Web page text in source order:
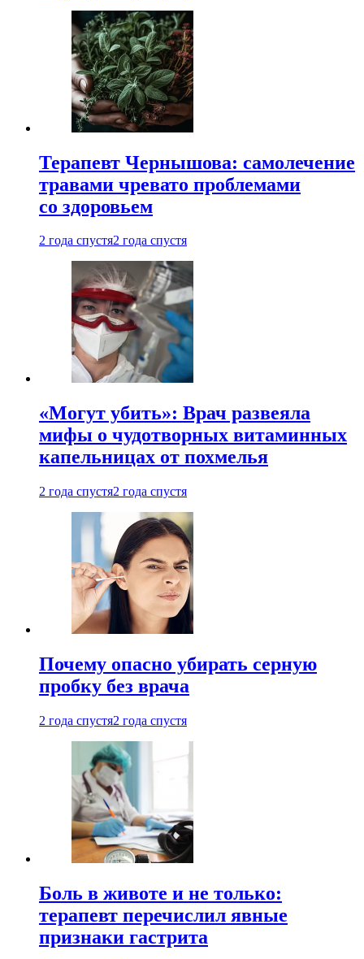
Терапевт Чернышова: самолечение
травами чревато проблемами
со здоровьем
2 года спустя2 года спустя
«Могут убить»: Врач развеяла
мифы о чудотворных витаминных
капельницах от похмелья
2 года спустя2 года спустя
Почему опасно убирать серную
пробку без врача
2 года спустя2 года спустя
Боль в животе и не только:
терапевт перечислил явные
признаки гастрита